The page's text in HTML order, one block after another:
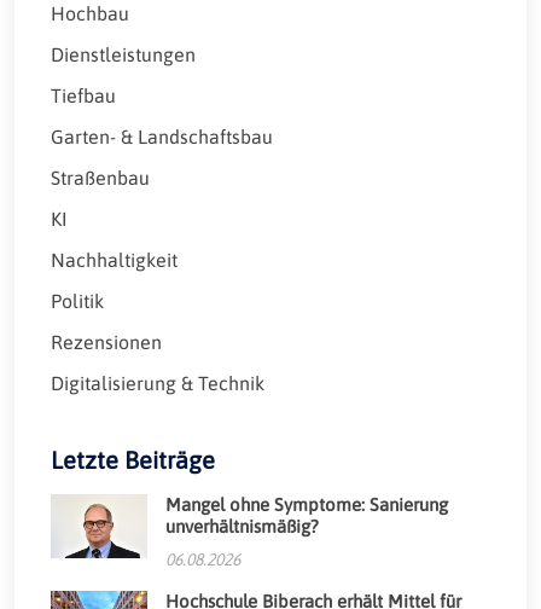
Hochbau
Dienstleistungen
Tiefbau
Garten- & Landschaftsbau
Straßenbau
KI
Nachhaltigkeit
Politik
Rezensionen
Digitalisierung & Technik
Letzte Beiträge
Mangel ohne Symptome: Sanierung
unverhältnismäßig?
06.08.2026
Hochschule Biberach erhält Mittel für